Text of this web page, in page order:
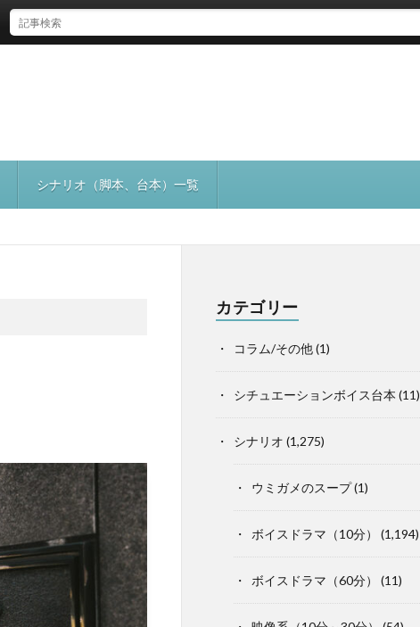
シナリオ（脚本、台本）一覧
カテゴリー
コラム/その他(1)
シチュエーションボイス台本 (11)
シナリオ (1,275)
ウミガメのスープ(1)
ボイスドラマ（10分） (1,194)
ボイスドラマ（60分） (11)